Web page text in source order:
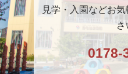
見学・入園などお
さ
0178-